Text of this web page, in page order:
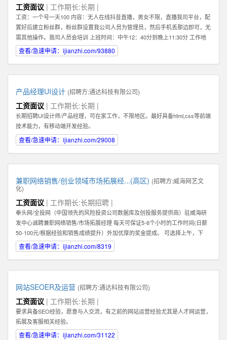
工资面议 | 工作期长:长期 |
工资：一个号一天100 内容：无人在线抖音直播，男女不限，直播我司平台，配
置好后建立粉丝群，粉丝群设置我公司人员为管理员，然后手机丢那边即可，无
需其他操作。我司人员会培训 上班时间：中午12：40分到晚上11:30分 工作地
点：任意，有网络有电即可 工作要求：配合，如抖音提示需要扫脸配合扫脸 其
他福利：播满10天额外奖励200元 应聘地：全国皆可
查看/急速申请：ijianzhi.com/93880
产品经理UI设计 (招聘方:通达科技有限公司)
工资面议 | 工作期长:长期 |
长期招聘UI设计师/产品经理，可在家工作，不限地区。最好具备html,css等前端
技术能力，有移动端开发经验。
查看/急速申请：ijianzhi.com/29008
兼职网络销售/创业领域市场拓展经...(高区) (招聘方:威海网艺文
化)
工资面议 | 工作期长:长期招聘 |
拳头网/全投网（中国领先的风险投资公司数据库及创投服务提供商）驻威海研
发中心诚聘兼职网络销售/市场拓展经理 每天可保证5-6个小时的工作时间(日薪
50-100元/根据经验和销售成绩提升）外加优厚的奖金提成。 可选择上午，下
午，或晚上工作。 办公地点：高区火炬路169-1号北洋云计算电子创新平台302
室（近山东大学） 1：你必须热爱销售！必须能够真诚，热情地主动联系客户。
而不是只为了眼前的蝇头小利而失去客户对你的信任。 2: 我们需要能和客户建
立长期关系的员工，因此我们希望你也能长期，稳定地在公司发展。你会发现公
司是一个非常大的平台--我们在北京，深圳，香港，韩国都有业务。所以公司会
给你很好的施展空间，因此我们需要你能长期地在公司不断进步！ 3：你必须具
备一种素质。那就是会坚持，坚持，坚持，永不放弃。你必须了解你和客户的关
系是长期的，所以为了建立这种长期稳定的关系，你在一开始的时候要具备百折
不挠，坚持不懈的素质，这样才能逐步取得双方的信任。 4：除了热爱销售，你
查看/急速申请：ijianzhi.com/8319
网站SEOER及运营 (招聘方:通达科技有限公司)
工资面议 | 工作期长:长期 |
要求具备SEO经验，愿意与人交流，有之前的网站运营经验尤其是人才网运营，
拓展及客服相关经验。
查看/急速申请：ijianzhi.com/31122